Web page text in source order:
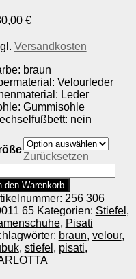
€
Versandkosten
braun
Velourleder
Leder
Gummisohle
nein
Zurücksetzen
den Warenkorb
256 306
65 Kategorien: Stiefel ,
, Pisati
braun, velour,
, stiefel , pisati,